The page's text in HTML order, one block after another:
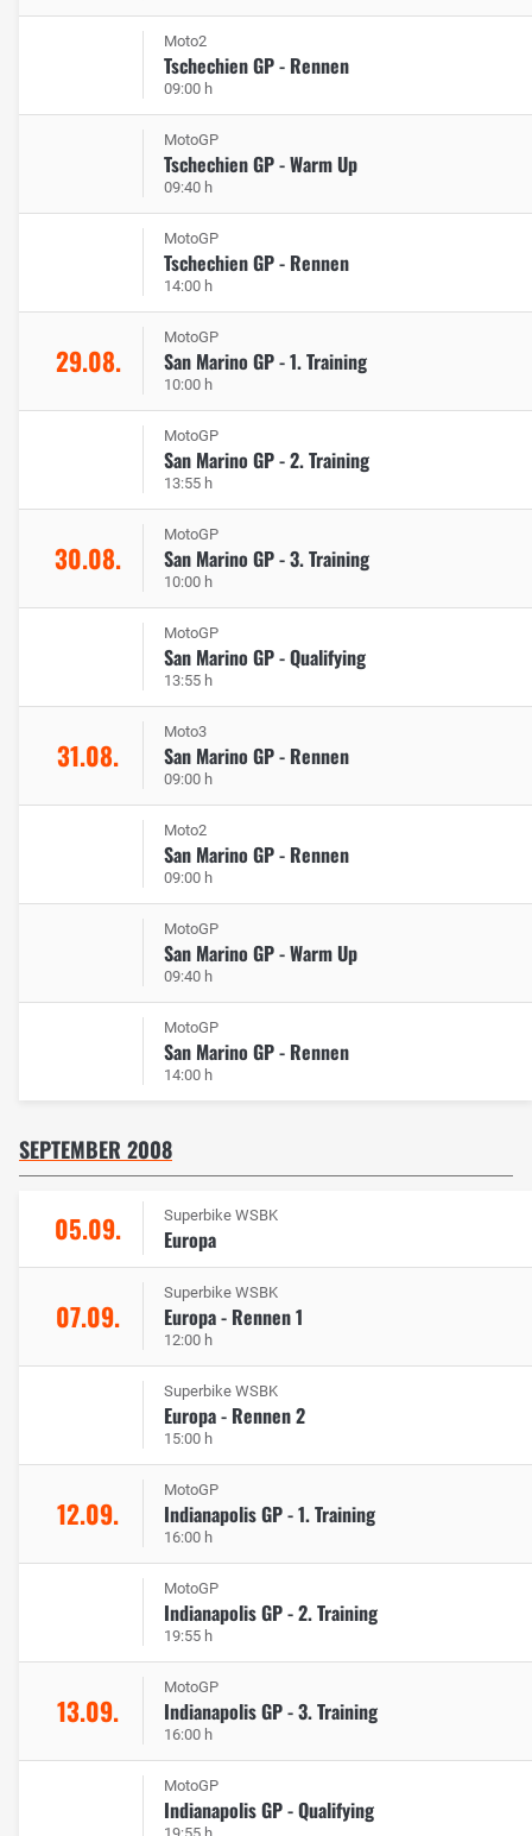
Moto2
Tschechien GP - Rennen
09:00 h
MotoGP
Tschechien GP - Warm Up
09:40 h
MotoGP
Tschechien GP - Rennen
14:00 h
29.08.
MotoGP
San Marino GP - 1. Training
10:00 h
MotoGP
San Marino GP - 2. Training
13:55 h
30.08.
MotoGP
San Marino GP - 3. Training
10:00 h
MotoGP
San Marino GP - Qualifying
13:55 h
31.08.
Moto3
San Marino GP - Rennen
09:00 h
Moto2
San Marino GP - Rennen
09:00 h
MotoGP
San Marino GP - Warm Up
09:40 h
MotoGP
San Marino GP - Rennen
14:00 h
SEPTEMBER 2008
05.09. Superbike WSBK
Europa
07.09.
Superbike WSBK
Europa - Rennen 1
12:00 h
Superbike WSBK
Europa - Rennen 2
15:00 h
12.09.
MotoGP
Indianapolis GP - 1. Training
16:00 h
MotoGP
Indianapolis GP - 2. Training
19:55 h
13.09.
MotoGP
Indianapolis GP - 3. Training
16:00 h
MotoGP
Indianapolis GP - Qualifying
19:55 h